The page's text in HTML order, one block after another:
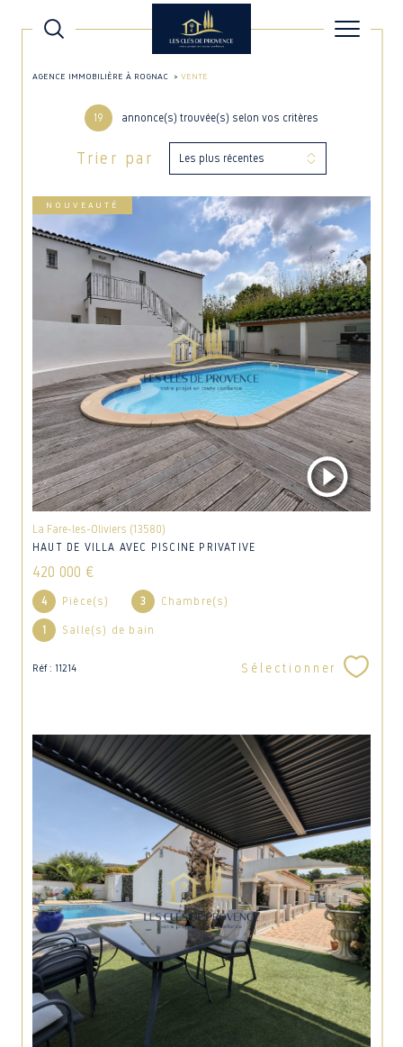
AGENCE IMMOBILIÈRE À ROGNAC VENTE
19 annonce(s) trouvée(s) selon vos critères
Trier par Les plus récentes
NOUVEAUTÉ
La Fare-les-Oliviers (13580)
HAUT DE VILLA AVEC PISCINE PRIVATIVE
420 000 €
4 Pièce(s) 3 Chambre(s)
1 Salle(s) de bain
Réf : 11214 Sélectionner